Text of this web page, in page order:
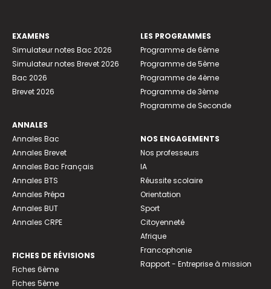
EXAMENS
Simulateur notes Bac 2026
Simulateur notes Brevet 2026
Bac 2026
Brevet 2026
ANNALES
Annales Bac
Annales Brevet
Annales Bac Français
Annales BTS
Annales Prépa
Annales BUT
Annales CRPE
FICHES DE RÉVISIONS
Fiches 6ème
Fiches 5ème
LES PROGRAMMES
Programme de 6ème
Programme de 5ème
Programme de 4ème
Programme de 3ème
Programme de Seconde
NOS ENGAGEMENTS
Nos professeurs
IA
Réussite scolaire
Orientation
Sport
Citoyenneté
Afrique
Francophonie
Rapport - Entreprise à mission